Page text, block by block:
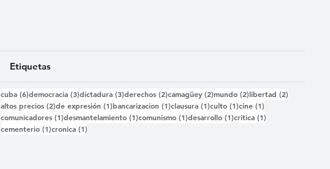
Etiquetas
cuba (6)6 entradas
democracia (3)3 entradas
dictadura (3)3 entradas
derechos (2)2 entradas
camagüey (2)2 entradas
mundo (2)2 entradas
libertad (2)
altos precios (2)2 entradas
de expresión (1)1 entrada
bancarizacion (1)1 entrada
clausura (1)1 entrada
culto (1)1 entrada
cine (1)
comunicadores (1)1 entrada
desmantelamiento (1)1 entrada
comunismo (1)1 entrada
desarrollo (1)1 entrada
critica (1)
cementerio (1)1 entrada
cronica (1)